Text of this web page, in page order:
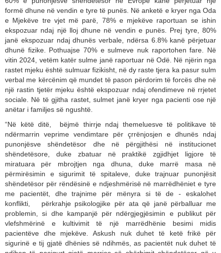
formë dhune në vendin e tyre të punës. Në anketë e kryer nga Oda
e Mjekëve tre vjet më parë, 78% e mjekëve raportuan se ishin
ekspozuar ndaj një lloj dhune në vendin e punës. Prej tyre, 80%
janë ekspozuar ndaj dhunës verbale, ndërsa 6.8% kanë përjetuar
dhunë fizike. Pothuajse 70% e sulmeve nuk raportohen fare. Në
vitin 2024, vetëm katër sulme janë raportuar në Odë. Në njërin nga
rastet mjeku është sulmuar fizikisht, në dy raste tjera ka pasur sulm
verbal me kërcënim që mundet të pason përdorim të forcës dhe në
një rastin tjetër mjeku është ekspozuar ndaj ofendimeve në rrjetet
sociale. Në të gjitha rastet, sulmet janë kryer nga pacienti ose një
anëtar i familjes së ngushtë.
“Në këtë ditë, bëjmë thirrje ndaj themeluesve të politikave të
ndërmarrin veprime vendimtare për çrrënjosjen e dhunës ndaj
punonjësve shëndetësor dhe në përgjithësi në institucionet
shëndetësore, duke zbatuar në praktikë zgjidhjet ligjore të
miratuara për mbrojtjen nga dhuna, duke marrë masa në
përmirësimin e sigurimit të spitaleve, duke trajnuar punonjësit
shëndetësor për rëndësinë e ndjeshmërisë në marrëdhëniet e tyre
me pacientët, dhe trajnime për mënyra si të de - eskalohet
konflikti, përkrahje psikologjike për ata që janë përballuar me
problemin, si dhe kampanjë për ndërgjegjësimin e publikut për
vlefshmërinë e kultivimit të një marrëdhënie besimi midis
pacientëve dhe mjekëve. Askush nuk duhet të ketë frikë për
sigurinë e tij gjatë dhënies së ndihmës, as pacientët nuk duhet të